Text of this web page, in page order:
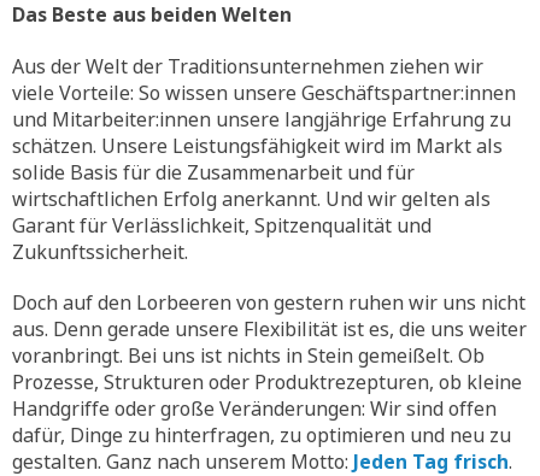
Das Beste aus beiden Welten
Aus der Welt der Traditionsunternehmen ziehen wir
viele Vorteile: So wissen unsere Geschäftspartner:innen
und Mitarbeiter:innen unsere langjährige Erfahrung zu
schätzen. Unsere Leistungsfähigkeit wird im Markt als
solide Basis für die Zusammenarbeit und für
wirtschaftlichen Erfolg anerkannt. Und wir gelten als
Garant für Verlässlichkeit, Spitzenqualität und
Zukunftssicherheit.
Doch auf den Lorbeeren von gestern ruhen wir uns nicht
aus. Denn gerade unsere Flexibilität ist es, die uns weiter
voranbringt. Bei uns ist nichts in Stein gemeißelt. Ob
Prozesse, Strukturen oder Produktrezepturen, ob kleine
Handgriffe oder große Veränderungen: Wir sind offen
dafür, Dinge zu hinterfragen, zu optimieren und neu zu
gestalten. Ganz nach unserem Motto: Jeden Tag frisch.